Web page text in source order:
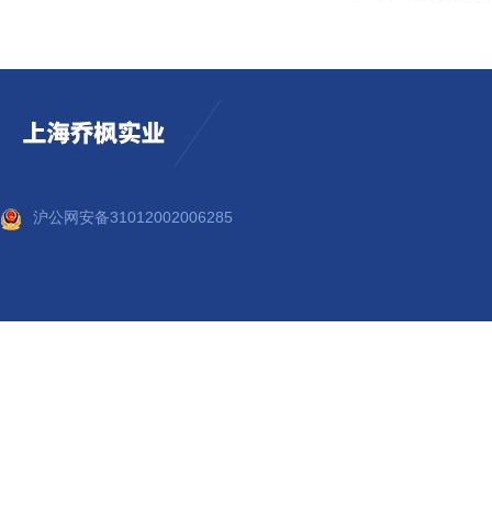
沪公网安备31012002006285